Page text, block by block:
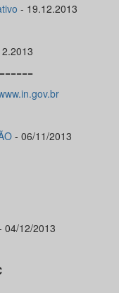
- 19.12.2013
- 06/11/2013
04/12/2013